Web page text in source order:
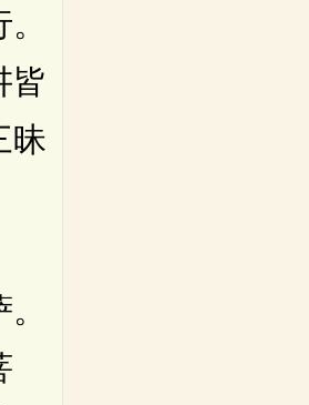
皆
昧